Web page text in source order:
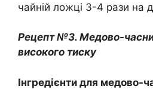
чайній ложці 3-4 рази на
Рецепт №3. Медово-
високого тиску
Інгредієнти для медово-